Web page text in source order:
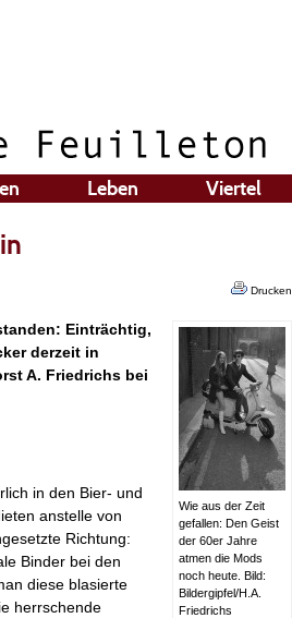
Leben Viertel
Drucken
Wie aus der Zeit
gefallen: Den Geist
der 60er Jahre
atmen die Mods
noch heute. Bild:
Bildergipfel/H.A.
Friedrichs
Einträchtig,
derzeit in
A. Friedrichs bei
in den Bier- und
anstelle von
Richtung:
Binder bei den
diese blasierte
herrschende